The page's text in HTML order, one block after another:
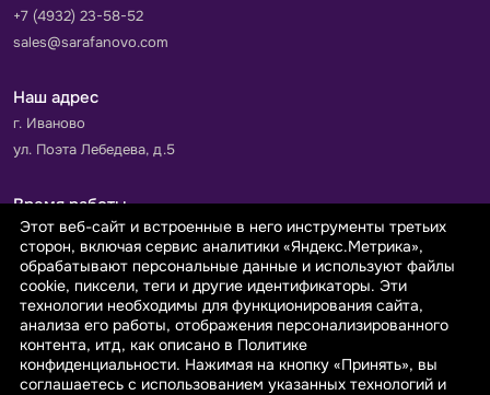
+7 (4932) 23-58-52
sales@sarafanovo.com
Наш адрес
г. Иваново
ул. Поэта Лебедева, д.5
Время работы
Пн-Пт с 9.00 до 18.00
Сб-Вс: выходной
Принимаем к оплате
Этот веб-сайт и встроенные в него инструменты третьих
сторон, включая сервис аналитики «Яндекс.Метрика»,
обрабатывают персональные данные и используют файлы
cookie, пиксели, теги и другие идентификаторы. Эти
технологии необходимы для функционирования сайта,
анализа его работы, отображения персонализированного
контента, итд, как описано в Политике
конфиденциальности. Нажимая на кнопку «Принять», вы
соглашаетесь с использованием указанных технологий и